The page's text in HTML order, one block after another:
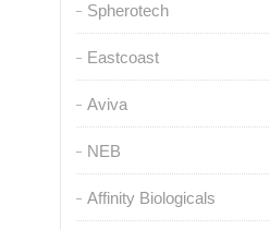
Spherotech
Eastcoast
Aviva
NEB
Affinity Biologicals